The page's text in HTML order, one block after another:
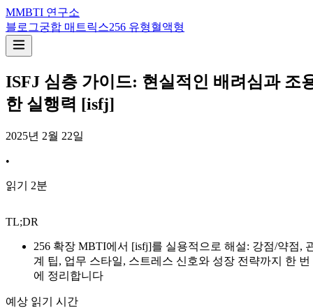
MMBTI 연구소
블로그궁합 매트릭스256 유형혈액형
ISFJ 심층 가이드: 현실적인 배려심과 조
한 실행력 [isfj]
2025년 2월 22일
•
읽기 2분
TL;DR
256 확장 MBTI에서 [isfj]를 실용적으로 해설: 강점/약점,
계 팁, 업무 스타일, 스트레스 신호와 성장 전략까지 한 번
에 정리합니다
예상 읽기 시간